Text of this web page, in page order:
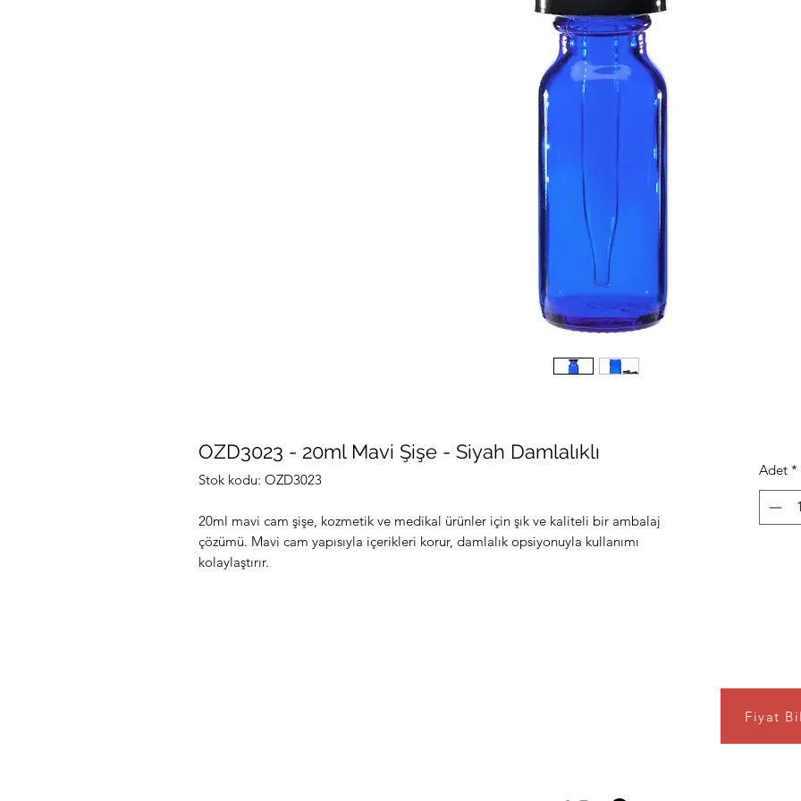
OZD3023 - 20ml Mavi Şişe - Siyah Damlalıklı
Stok kodu: OZD3023
20ml mavi cam şişe, kozmetik ve medikal ürünler için şık ve kaliteli bir ambalaj
çözümü. Mavi cam yapısıyla içerikleri korur, damlalık opsiyonuyla kullanımı
kolaylaştırır.
Adet *
Fiyat